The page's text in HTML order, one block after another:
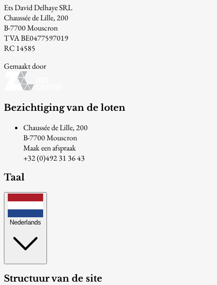
Ets David Delhaye SRL
Chaussée de Lille, 200
B-7700 Mouscron
TVA BE0477597019
RC 14585
Gemaakt door
Bezichtiging van de loten
Chaussée de Lille, 200
B-7700 Mouscron
Maak een afspraak
+32 (0)492 31 36 43
Taal
Nederlands
Structuur van de site